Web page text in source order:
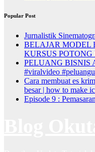
Popular Post
Jurnalistik
BELAJAR MODEL
KURSUS
PELUANG BISNIS
#viralvideo
Cara membuat es
besar | how to make
Episode 9 :